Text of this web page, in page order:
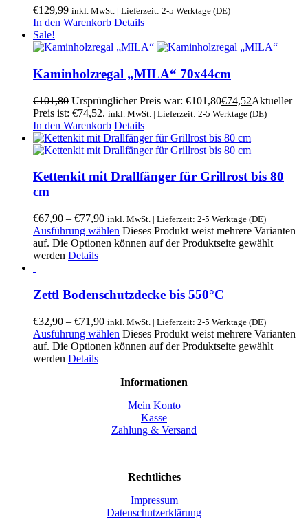
€129,99 inkl. MwSt. | Lieferzeit: 2-5 Werktage (DE)
In den Warenkorb Details
Sale!
Kaminholzregal „MILA“ 70x44cm
€101,80 Ursprünglicher Preis war: €101,80€74,52Aktueller
Preis ist: €74,52. inkl. MwSt. | Lieferzeit: 2-5 Werktage (DE)
In den Warenkorb Details
Kettenkit mit Drallfänger für Grillrost bis 80
cm
€67,90 – €77,90 inkl. MwSt. | Lieferzeit: 2-5 Werktage (DE)
Ausführung wählen Dieses Produkt weist mehrere Varianten
auf. Die Optionen können auf der Produktseite gewählt
werden Details
Zettl Bodenschutzdecke bis 550°C
€32,90 – €71,90 inkl. MwSt. | Lieferzeit: 2-5 Werktage (DE)
Ausführung wählen Dieses Produkt weist mehrere Varianten
auf. Die Optionen können auf der Produktseite gewählt
werden Details
Informationen
Mein Konto
Kasse
Zahlung & Versand
Rechtliches
Impressum
Datenschutzerklärung